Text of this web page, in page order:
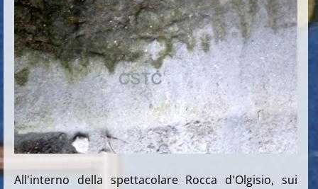
All'interno della spettacolare Rocca d'Olgisio, sui